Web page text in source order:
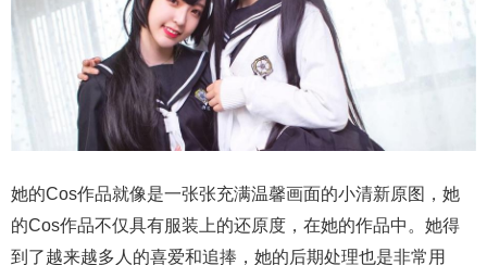
她的Cos作品就像是一张张充满温馨画面的小清新原图，她
的Cos作品不仅具有服装上的还原度，在她的作品中。她得
到了越来越多人的喜爱和追捧，她的后期处理也是非常用